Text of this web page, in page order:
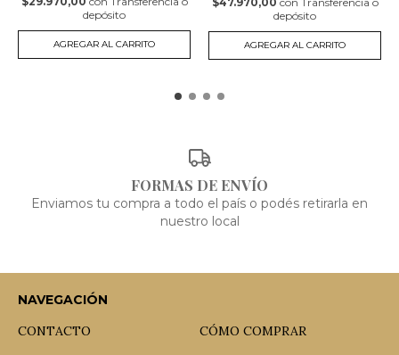
depósito
AGREGAR AL CARRITO
depósito
AGREGAR AL CARRITO
FORMAS DE ENVÍO
Enviamos tu compra a todo el país o podés retirarla en
nuestro local
NAVEGACIÓN
CONTACTO
CÓMO COMPRAR